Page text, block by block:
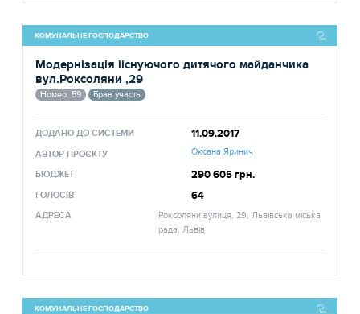
КОМУНАЛЬНЕ ГОСПОДАРСТВО
Модернізація ііснуючого дитячого майданчика
вул.Роксоляни ,29
Номер: 59 Брав участь
ДОДАНО ДО СИСТЕМИ 11.09.2017
АВТОР ПРОЄКТУ Оксана Яринич
БЮДЖЕТ 290 605 грн.
ГОЛОСІВ 64
АДРЕСА
Роксоляни вулиця, 29, Львівська міська
рада, Львів
КОМУНАЛЬНЕ ГОСПОДАРСТВО